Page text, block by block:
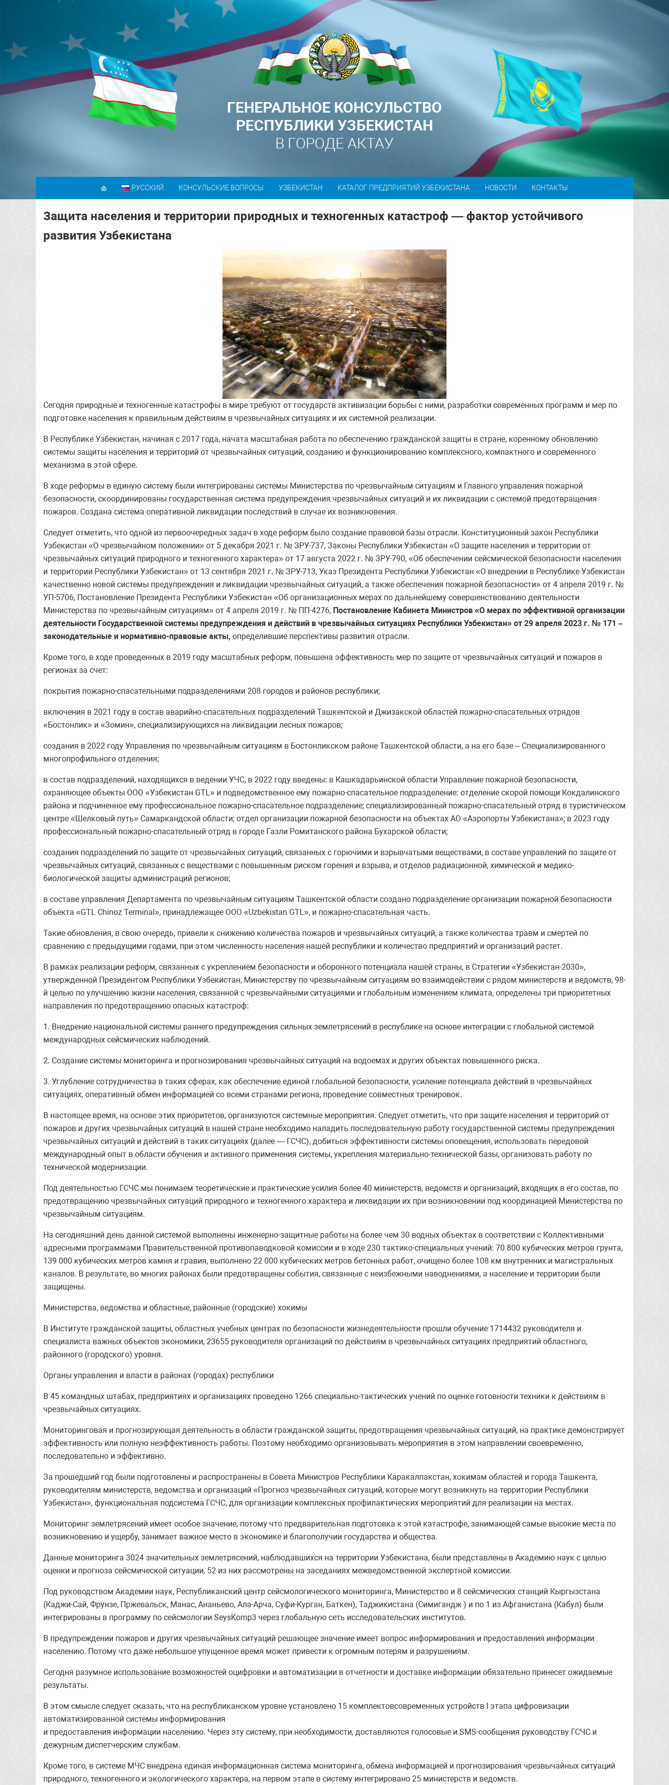
ГЕНЕРАЛЬНОЕ КОНСУЛЬСТВО
РЕСПУБЛИКИ УЗБЕКИСТАН
В ГОРОДЕ АКТАУ
РУССКИЙ КОНСУЛЬСКИЕ ВОПРОСЫ УЗБЕКИСТАН КАТАЛОГ ПРЕДПРИЯТИЙ УЗБЕКИСТАНА НОВОСТИ КОНТАКТЫ
Защита населения и территории природных и техногенных катастроф — фактор устойчивого
развития Узбекистана
Сегодня природные и техногенные катастрофы в мире требуют от государств активизации борьбы с ними, разработки современных программ и мер по
подготовке населения к правильным действиям в чрезвычайных ситуациях и их системной реализации.
В Республике Узбекистан, начиная с 2017 года, начата масштабная работа по обеспечению гражданской защиты в стране, коренному обновлению
системы защиты населения и территорий от чрезвычайных ситуаций, созданию и функционированию комплексного, компактного и современного
механизма в этой сфере.
В ходе реформы в единую систему были интегрированы системы Министерства по чрезвычайным ситуациям и Главного управления пожарной
безопасности, скоординированы государственная система предупреждения чрезвычайных ситуаций и их ликвидации с системой предотвращения
пожаров. Создана система оперативной ликвидации последствий в случае их возникновения.
Следует отметить, что одной из первоочередных задач в ходе реформ было создание правовой базы отрасли. Конституционный закон Республики
Узбекистан «О чрезвычайном положении» от 5 декабря 2021 г. № ЗРУ-737, Законы Республики Узбекистан «О защите населения и территории от
чрезвычайных ситуаций природного и техногенного характера» от 17 августа 2022 г. № ЗРУ-790, «Об обеспечении сейсмической безопасности населения
и территории Республики Узбекистан» от 13 сентября 2021 г. № ЗРУ-713, Указ Президента Республики Узбекистан «О внедрении в Республике Узбекистан
качественно новой системы предупреждения и ликвидации чрезвычайных ситуаций, а также обеспечения пожарной безопасности» от 4 апреля 2019 г. №
УП-5706, Постановление Президента Республики Узбекистан «Об организационных мерах по дальнейшему совершенствованию деятельности
Министерства по чрезвычайным ситуациям» от 4 апреля 2019 г. № ПП-4276, Постановление Кабинета Министров «О мерах по эффективной организации
деятельности Государственной системы предупреждения и действий в чрезвычайных ситуациях Республики Узбекистан» от 29 апреля 2023 г. № 171 –
законодательные и нормативно-правовые акты, определившие перспективы развития отрасли.
Кроме того, в ходе проведенных в 2019 году масштабных реформ, повышена эффективность мер по защите от чрезвычайных ситуаций и пожаров в
регионах за счет:
покрытия пожарно-спасательными подразделениями 208 городов и районов республики;
включения в 2021 году в состав аварийно-спасательных подразделений Ташкентской и Джизакской областей пожарно-спасательных отрядов
«Бостонлик» и «Зомин», специализирующихся на ликвидации лесных пожаров;
создания в 2022 году Управления по чрезвычайным ситуациям в Бостонликском районе Ташкентской области, а на его базе – Специализированного
многопрофильного отделения;
в состав подразделений, находящихся в ведении УЧС, в 2022 году введены: в Кашкадарьинской области Управление пожарной безопасности,
охраняющее объекты ООО «Узбекистан GTL» и подведомственное ему пожарно-спасательное подразделение: отделение скорой помощи Кокдалинского
района и подчиненное ему профессиональное пожарно-спасательное подразделение; специализированный пожарно-спасательный отряд в туристическом
центре «Шелковый путь» Самаркандской области; отдел организации пожарной безопасности на объектах АО «Аэропорты Узбекистана»; в 2023 году
профессиональный пожарно-спасательный отряд в городе Газли Ромитанского района Бухарской области;
создания подразделений по защите от чрезвычайных ситуаций, связанных с горючими и взрывчатыми веществами, в составе управлений по защите от
чрезвычайных ситуаций, связанных с веществами с повышенным риском горения и взрыва, и отделов радиационной, химической и медико-
биологической защиты администраций регионов;
в составе управления Департамента по чрезвычайным ситуациям Ташкентской области создано подразделение организации пожарной безопасности
объекта «GTL Chinoz Terminal», принадлежащее ООО «Uzbekistan GTL», и пожарно-спасательная часть.
Такие обновления, в свою очередь, привели к снижению количества пожаров и чрезвычайных ситуаций, а также количества травм и смертей по
сравнению с предыдущими годами, при этом численность населения нашей республики и количество предприятий и организаций растет.
В рамках реализации реформ, связанных с укреплением безопасности и оборонного потенциала нашей страны, в Стратегии «Узбекистан-2030»,
утвержденной Президентом Республики Узбекистан, Министерству по чрезвычайным ситуациям во взаимодействии с рядом министерств и ведомств, 98-
й целью по улучшению жизни населения, связанной с чрезвычайными ситуациями и глобальным изменением климата, определены три приоритетных
направления по предотвращению опасных катастроф:
1. Внедрение национальной системы раннего предупреждения сильных землетрясений в республике на основе интеграции с глобальной системой
международных сейсмических наблюдений.
2. Создание системы мониторинга и прогнозирования чрезвычайных ситуаций на водоемах и других объектах повышенного риска.
3. Углубление сотрудничества в таких сферах, как обеспечение единой глобальной безопасности, усиление потенциала действий в чрезвычайных
ситуациях, оперативный обмен информацией со всеми странами региона, проведение совместных тренировок.
В настоящее время, на основе этих приоритетов, организуются системные мероприятия. Следует отметить, что при защите населения и территорий от
пожаров и других чрезвычайных ситуаций в нашей стране необходимо наладить последовательную работу государственной системы предупреждения
чрезвычайных ситуаций и действий в таких ситуациях (далее — ГСЧС), добиться эффективности системы оповещения, использовать передовой
международный опыт в области обучения и активного применения системы, укрепления материально-технической базы, организовать работу по
технической модернизации.
Под деятельностью ГСЧС мы понимаем теоретические и практические усилия более 40 министерств, ведомств и организаций, входящих в его состав, по
предотвращению чрезвычайных ситуаций природного и техногенного характера и ликвидации их при возникновении под координацией Министерства по
чрезвычайным ситуациям.
На сегодняшний день данной системой выполнены инженерно-защитные работы на более чем 30 водных объектах в соответствии с Коллективными
адресными программами Правительственной противопаводковой комиссии и в ходе 230 тактико-специальных учений: 70 800 кубических метров грунта,
139 000 кубических метров камня и гравия, выполнено 22 000 кубических метров бетонных работ, очищено более 108 км внутренних и магистральных
каналов. В результате, во многих районах были предотвращены события, связанные с неизбежными наводнениями, а население и территории были
защищены.
Министерства, ведомства и областные, районные (городские) хокимы
В Институте гражданской защиты, областных учебных центрах по безопасности жизнедеятельности прошли обучение 1714432 руководителя и
специалиста важных объектов экономики, 23655 руководителя организаций по действиям в чрезвычайных ситуациях предприятий областного,
районного (городского) уровня.
Органы управления и власти в районах (городах) республики
В 45 командных штабах, предприятиях и организациях проведено 1266 специально-тактических учений по оценке готовности техники к действиям в
чрезвычайных ситуациях.
Мониторинговая и прогнозирующая деятельность в области гражданской защиты, предотвращения чрезвычайных ситуаций, на практике демонстрирует
эффективность или полную неэффективность работы. Поэтому необходимо организовывать мероприятия в этом направлении своевременно,
последовательно и эффективно.
За прошедший год были подготовлены и распространены в Совета Министров Республики Каракалпакстан, хокимам областей и города Ташкента,
руководителям министерств, ведомства и организаций «Прогноз чрезвычайных ситуаций, которые могут возникнуть на территории Республики
Узбекистан», функциональная подсистема ГСЧС, для организации комплексных профилактических мероприятий для реализации на местах.
Мониторинг землетрясений имеет особое значение, потому что предварительная подготовка к этой катастрофе, занимающей самые высокие места по
возникновению и ущербу, занимает важное место в экономике и благополучии государства и общества.
Данные мониторинга 3024 значительных землетрясений, наблюдавшихся на территории Узбекистана, были представлены в Академию наук с целью
оценки и прогноза сейсмической ситуации, 52 из них рассмотрены на заседаниях межведомственной экспертной комиссии.
Под руководством Академии наук, Республиканский центр сейсмологического мониторинга, Министерство и 8 сейсмических станций Кыргызстана
(Каджи-Сай, Фрунзе, Пржевальск, Манас, Ананьево, Ала-Арча, Суфи-Курган, Баткен), Таджикистана (Симигандж ) и по 1 из Афганистана (Кабул) были
интегрированы в программу по сейсмологии SeysKomp3 через глобальную сеть исследовательских институтов.
В предупреждении пожаров и других чрезвычайных ситуаций решающее значение имеет вопрос информирования и предоставления информации
населению. Потому что даже небольшое упущенное время может привести к огромным потерям и разрушениям.
Сегодня разумное использование возможностей оцифровки и автоматизации в отчетности и доставке информации обязательно принесет ожидаемые
результаты.
В этом смысле следует сказать, что на республиканском уровне установлено 15 комплектовсовременных устройств I этапа цифровизации
автоматизированной системы информирования
и предоставления информации населению. Через эту систему, при необходимости, доставляются голосовые и SMS-сообщения руководству ГСЧС и
дежурным диспетчерским службам.
Кроме того, в системе МЧС внедрена единая информационная система мониторинга, обмена информацией и прогнозирования чрезвычайных ситуаций
природного, техногенного и экологического характера, на первом этапе в систему интегрировано 25 министерств и ведомств.